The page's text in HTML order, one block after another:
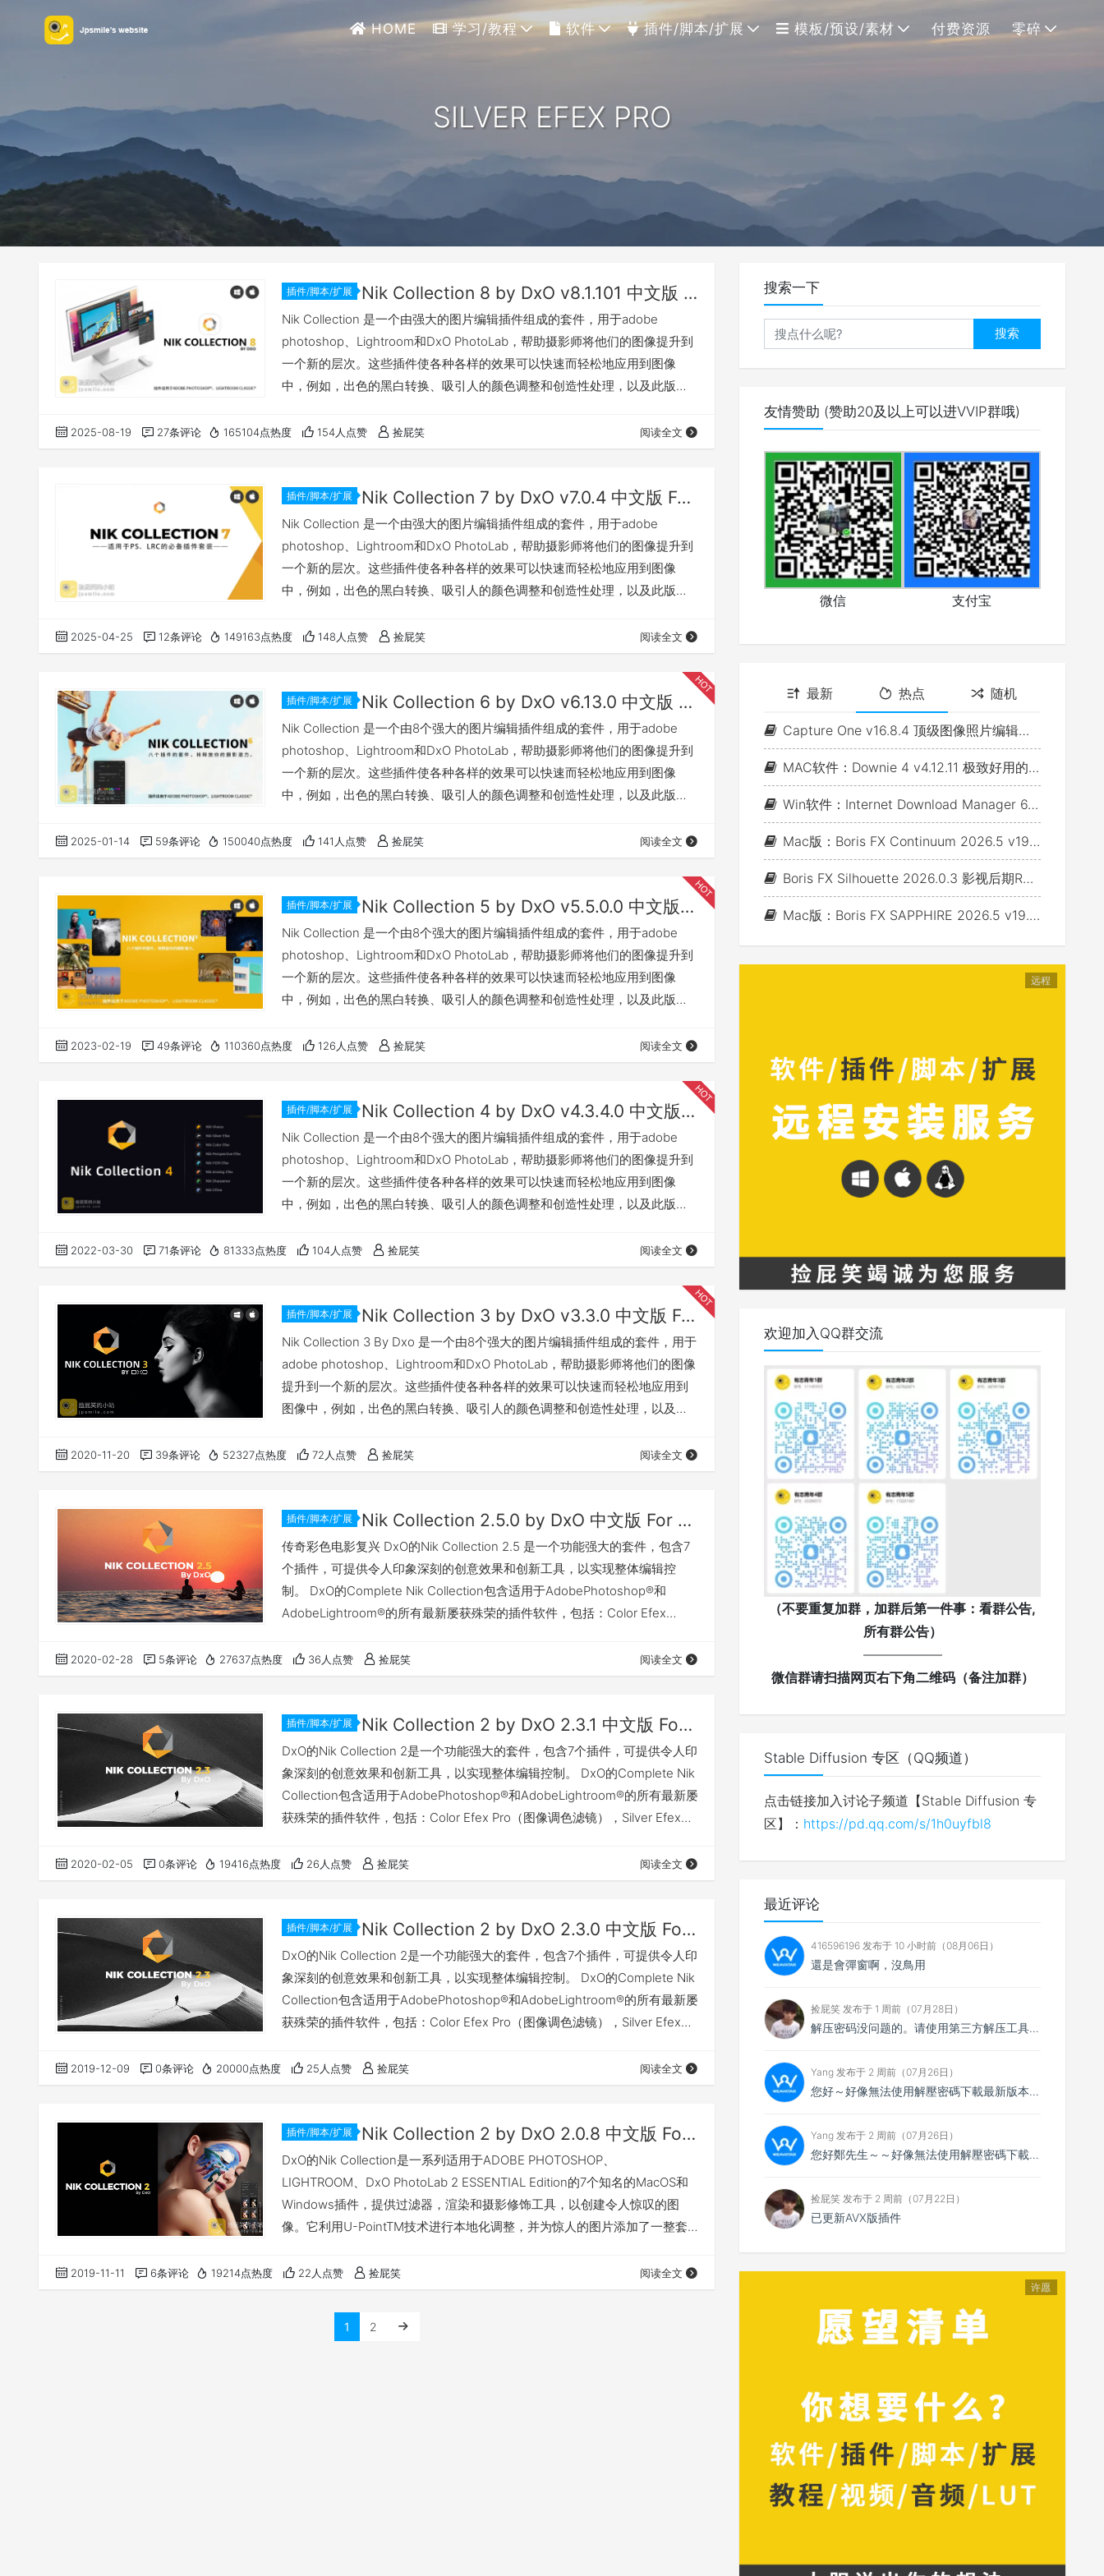
HOME 学习/教程 软件 插件/脚本/扩展 模板/预设/素材 付费资源 零碎
SILVER EFEX PRO
插件/脚本/扩展 Nik Collection 8 by DxO v8.1.101 中文版 For PS/LR（Win&Mac）
Nik Collection 是一个由强大的图片编辑插件组成的套件，用于adobe
photoshop、Lightroom和DxO PhotoLab，帮助摄影师将他们的图像提升到
一个新的层次。这些插件使各种各样的效果可以快速而轻松地应用到图像
中，例如，出色的黑白转换、吸引人的颜色调整和创造性处理，以及此版本
文件并调整编辑，同时保持原始图像的安全性和可逆的调整。 一网打尽七款
强大插件 查看新功能请访问官网：点击前往 兼容 安装方法 我有话要说 下
2025-08-19 27条评论 165104点热度 154人点赞 捡屁笑 阅读全文
插件/脚本/扩展 Nik Collection 7 by DxO v7.0.4 中文版 For PS/LR（Win&Mac）
Nik Collection 是一个由强大的图片编辑插件组成的套件，用于adobe
photoshop、Lightroom和DxO PhotoLab，帮助摄影师将他们的图像提升到
一个新的层次。这些插件使各种各样的效果可以快速而轻松地应用到图像
中，例如，出色的黑白转换、吸引人的颜色调整和创造性处理，以及此版本
文件并调整编辑，同时保持原始图像的安全性和可逆的调整。 您会爱上Nik
Collection 7 的理由 查看新功能请访问…
2025-04-25 12条评论 149163点热度 148人点赞 捡屁笑 阅读全文
插件/脚本/扩展 Nik Collection 6 by DxO v6.13.0 中文版 For PS/LR（Win&Mac）
Nik Collection 是一个由8个强大的图片编辑插件组成的套件，用于adobe
photoshop、Lightroom和DxO PhotoLab，帮助摄影师将他们的图像提升到
一个新的层次。这些插件使各种各样的效果可以快速而轻松地应用到图像
中，例如，出色的黑白转换、吸引人的颜色调整和创造性处理，以及此版本
文件并调整编辑，同时保持原始图像的安全性和可逆的调整。 八种创新插件
最强大的8个插件套件拥有近200种高质量的创意效果以及强大的图像编辑…
2025-01-14 59条评论 150040点热度 141人点赞 捡屁笑 阅读全文
插件/脚本/扩展 Nik Collection 5 by DxO v5.5.0.0 中文版 For PS/LR（Win&Mac）
Nik Collection 是一个由8个强大的图片编辑插件组成的套件，用于adobe
photoshop、Lightroom和DxO PhotoLab，帮助摄影师将他们的图像提升到
一个新的层次。这些插件使各种各样的效果可以快速而轻松地应用到图像
中，例如，出色的黑白转换、吸引人的颜色调整和创造性处理，以及此版本
文件并调整编辑，同时保持原始图像的安全性和可逆的调整。 八种创新插件
最强大的8个插件套件拥有近200种高质量的创意效果以及强大的图像编辑…
2023-02-19 49条评论 110360点热度 126人点赞 捡屁笑 阅读全文
插件/脚本/扩展 Nik Collection 4 by DxO v4.3.4.0 中文版 For PS/LR（Win&Mac）
Nik Collection 是一个由8个强大的图片编辑插件组成的套件，用于adobe
photoshop、Lightroom和DxO PhotoLab，帮助摄影师将他们的图像提升到
一个新的层次。这些插件使各种各样的效果可以快速而轻松地应用到图像
中，例如，出色的黑白转换、吸引人的颜色调整和创造性处理，以及此版本
文件并调整编辑，同时保持原始图像的安全性和可逆的调整。 八种创新插件
最强大的8个插件套件拥有近200种高质量的创意效果以及强大的图像编辑…
2022-03-30 71条评论 81333点热度 104人点赞 捡屁笑 阅读全文
插件/脚本/扩展 Nik Collection 3 by DxO v3.3.0 中文版 For PS/LR（Win&Mac）
Nik Collection 3 By Dxo 是一个由8个强大的图片编辑插件组成的套件，用于
adobe photoshop、Lightroom和DxO PhotoLab，帮助摄影师将他们的图像
提升到一个新的层次。这些插件使各种各样的效果可以快速而轻松地应用到
图像中，例如，出色的黑白转换、吸引人的颜色调整和创造性处理，以及此
TIFF文件并调整编辑，同时保持原始图像的安全性和可逆的调整。 八种创新
插件 最强大的8个插件套件拥有近200种高质量的创意效果…
2020-11-20 39条评论 52327点热度 72人点赞 捡屁笑 阅读全文
插件/脚本/扩展 Nik Collection 2.5.0 by DxO 中文版 For PS/LR（Win&Mac）
传奇彩色电影复兴 DxO的Nik Collection 2.5 是一个功能强大的套件，包含7
个插件，可提供令人印象深刻的创意效果和创新工具，以实现整体编辑控
制。 DxO的Complete Nik Collection包含适用于AdobePhotoshop®和
AdobeLightroom®的所有最新屡获殊荣的插件软件，包括：Color Efex
调节滤镜），Analog Efex Pro（色彩胶片滤镜），HDR Efex Pr…
2020-02-28 5条评论 27637点热度 36人点赞 捡屁笑 阅读全文
插件/脚本/扩展 Nik Collection 2 by DxO 2.3.1 中文版 For PS/LR（Win&Mac）
DxO的Nik Collection 2是一个功能强大的套件，包含7个插件，可提供令人印
象深刻的创意效果和创新工具，以实现整体编辑控制。 DxO的Complete Nik
Collection包含适用于AdobePhotoshop®和AdobeLightroom®的所有最新屡
获殊荣的插件软件，包括：Color Efex Pro（图像调色滤镜），Silver Efex
彩胶片滤镜），HDR Efex Pro（HDR成像滤镜），D…
2020-02-05 0条评论 19416点热度 26人点赞 捡屁笑 阅读全文
插件/脚本/扩展 Nik Collection 2 by DxO 2.3.0 中文版 For PS/LR（Win&Mac）
DxO的Nik Collection 2是一个功能强大的套件，包含7个插件，可提供令人印
象深刻的创意效果和创新工具，以实现整体编辑控制。 DxO的Complete Nik
Collection包含适用于AdobePhotoshop®和AdobeLightroom®的所有最新屡
获殊荣的插件软件，包括：Color Efex Pro（图像调色滤镜），Silver Efex
彩胶片滤镜），HDR Efex Pro（HDR成像滤镜），D…
2019-12-09 0条评论 20000点热度 25人点赞 捡屁笑 阅读全文
插件/脚本/扩展 Nik Collection 2 by DxO 2.0.8 中文版 For PS/LR（Win&Mac）(11月11日更新)
DxO的Nik Collection是一系列适用于ADOBE PHOTOSHOP、
LIGHTROOM、DxO PhotoLab 2 ESSENTIAL Edition的7个知名的MacOS和
Windows插件，提供过滤器，渲染和摄影修饰工具，以创建令人惊叹的图
像。它利用U-PointTM技术进行本地化调整，并为惊人的图片添加了一整套
的图像处理插件，分别为Analog Efex Pro 2（色彩胶片滤镜）、 Color Efex
…
2019-11-11 6条评论 19214点热度 22人点赞 捡屁笑 阅读全文
1 2
搜索一下
搜索
友情赞助 (赞助20及以上可以进VVIP群哦)
微信 支付宝
最新 热点 随机
Capture One v16.8.4 顶级图像照片编辑软件(Win&Mac)
MAC软件：Downie 4 v4.12.11 极致好用的视频下载利器
Win软件：Internet Download Manager 6.43 Build 7 - 网络资源下载神器IDM_支持下载各类网站视音频
Mac版：Boris FX Continuum 2026.5 v19.5.4_BCC视频特效及转场套装 For AE/PR/FCP/Motion/Avid/OFX(Fusion/ Resolve/Nukex等)
Boris FX Silhouette 2026.0.3 影视后期Roto抠像Paint视效合成软件+Adobe/OFX插件 (Win&Mac&Linux)
Mac版：Boris FX SAPPHIRE 2026.5 v19.5 蓝宝石视效插件_For AE/PR/Avid/OFX(Nuke/Resolve/Fusion等)
远程
欢迎加入QQ群交流
（不要重复加群，加群后第一件事：看群公告,
所有群公告）
——————
微信群请扫描网页右下角二维码（备注加群）
Stable Diffusion 专区（QQ频道）
点击链接加入讨论子频道【Stable Diffusion 专
区】： https://pd.qq.com/s/1h0uyfbl8
最近评论
416596196 发布于 10 小时前（08月06日）
還是會彈窗啊，沒鳥用
捡屁笑 发布于 1 周前（07月28日）
解压密码没问题的。请使用第三方解压工具解压，比如7zip
Yang 发布于 2 周前（07月26日）
您好～好像無法使用解壓密碼下載最新版本，想請您看看
Yang 发布于 2 周前（07月26日）
您好鄭先生～～好像無法使用解壓密碼下載最新的4.0.4版本，不知能否請你協助排除障礙～
捡屁笑 发布于 2 周前（07月22日）
已更新AVX版插件
许愿